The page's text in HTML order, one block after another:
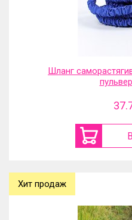
Шланг
Хит продаж